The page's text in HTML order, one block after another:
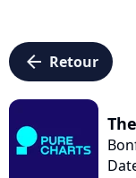
arrow_left Retour